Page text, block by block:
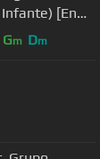
[En
Gm Dm